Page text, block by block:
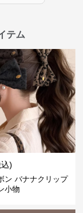
テム
)
ン バナナクリップ
小物